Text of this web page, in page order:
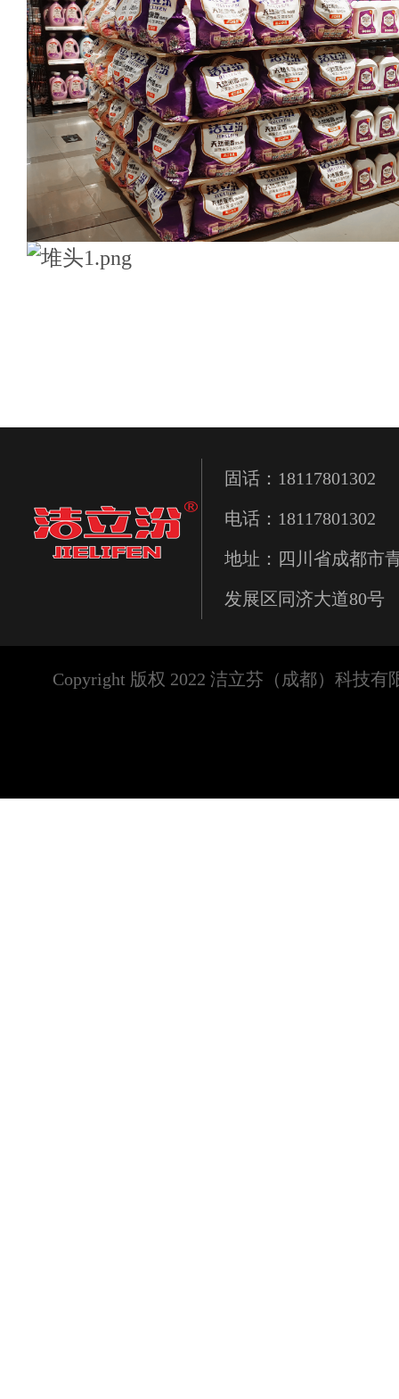
固话：18117801302
电话：18117801302
地址：四川省成都市
发展区同济大道80号
Copyright 版权 2022 洁立芬（成都）科技有